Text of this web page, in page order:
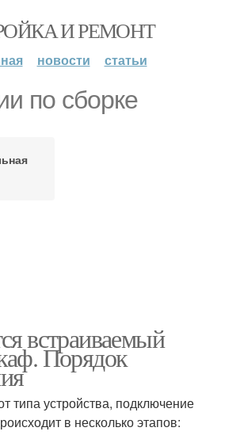
И РЕМОНТ
новости статьи
по сборке
встраиваемый
Порядок
типа устройства, подключение
в несколько этапов: